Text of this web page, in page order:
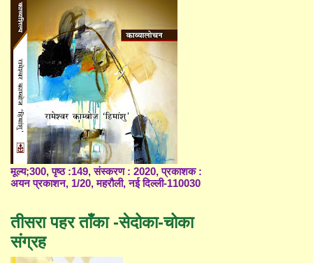
मूल्य;300, पृष्ठ :149, संस्करण : 2020, प्रकाशक :
अयन प्रकाशन, 1/20, महरौली, नई दिल्ली-110030
तीसरा पहर ताँका -सेदोका-चोका
संग्रह